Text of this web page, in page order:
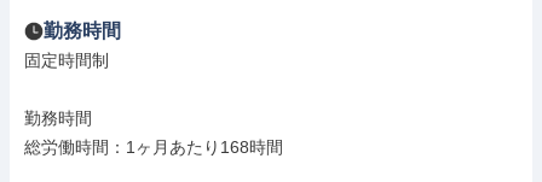
勤務時間
固定時間制
勤務時間
総労働時間：1ヶ月あたり168時間